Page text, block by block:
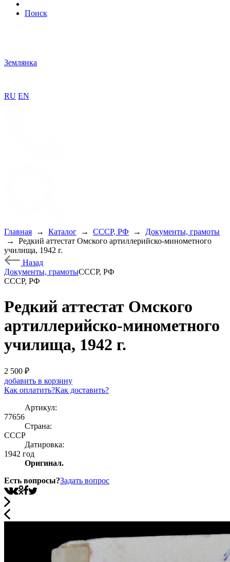
Поиск
Землянка
RU EN
Главная → Каталог → СССР, РФ →
Документы, грамоты
→
Редкий аттестат Омского артиллерийско-минометного
училища, 1942 г.
Назад
Документы, грамотыСССР, РФ
СССР, РФ
Редкий аттестат Омского
артиллерийско-минометного
училища, 1942 г.
2 500 ₽
добавить в корзину
Как оплатить?Как доставить?
Артикул:
77656
Страна:
СССР
Датировка:
1942 год
Оригинал.
Есть вопросы?Задать вопрос